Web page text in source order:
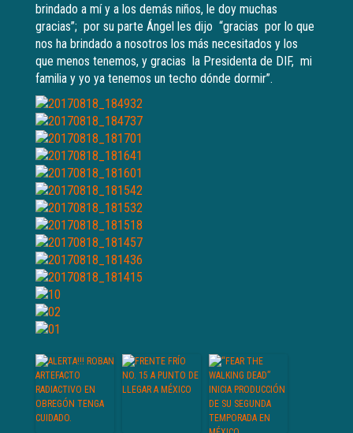
brindado a mí y a los demás niños, le doy muchas
gracias”; por su parte Ángel les dijo “gracias por lo que
nos ha brindado a nosotros los más necesitados y los
que menos tenemos, y gracias la Presidenta de DIF, mi
familia y yo ya tenemos un techo dónde dormir”.